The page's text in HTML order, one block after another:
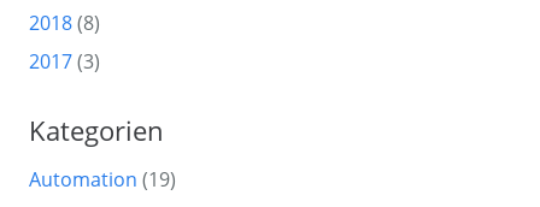
2018(8)
2017(3)
Kategorien
Automation (19)